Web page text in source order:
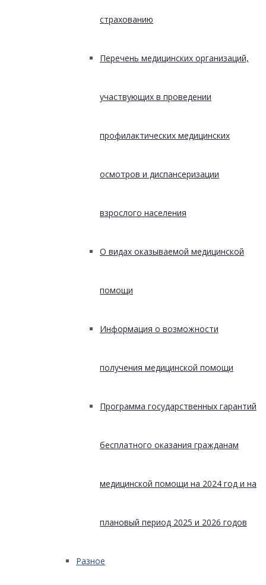
страхованию
Перечень медицинских организаций,
участвующих в проведении
профилактических медицинских
осмотров и диспансеризации
взрослого населения
О видах оказываемой медицинской
помощи
Информация о возможности
получения медицинской помощи
Программа государственных гарантий
бесплатного оказания гражданам
медицинской помощи на 2024 год и на
плановый период 2025 и 2026 годов
Разное